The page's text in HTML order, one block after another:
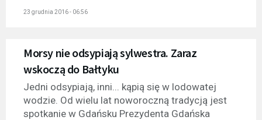
23 grudnia 2016 - 06:56
Morsy nie odsypiają sylwestra. Zaraz
wskoczą do Bałtyku
Jedni odsypiają, inni... kąpią się w lodowatej
wodzie. Od wielu lat noworoczną tradycją jest
spotkanie w Gdańsku Prezydenta Gdańska